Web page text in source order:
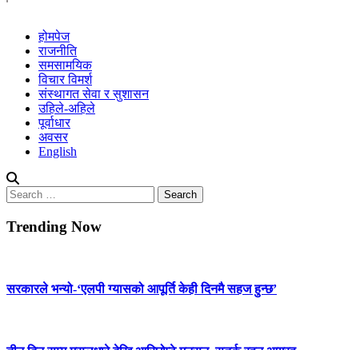
होमपेज
राजनीति
समसामयिक
विचार विमर्श
संस्थागत सेवा र सुशासन
उहिले-अहिले
पूर्वाधार
अवसर
English
Search
for:
Trending Now
सरकारले भन्यो-‘एलपी ग्यासको आपूर्ति केही दिनमै सहज हुन्छ’